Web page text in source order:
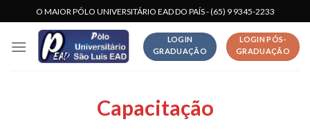
to
content
O MAIOR PÓLO UNIVERSITÁRIO EAD DO PAÍS - (65) 9 9345-2233
LOGIN
GRADUAÇÃO
LOGIN PÓS-
GRADUAÇÃO
Capacitação